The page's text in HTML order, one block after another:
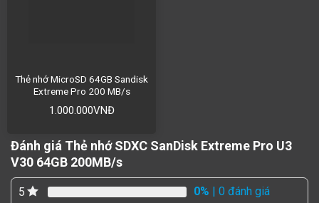
Thẻ nhớ MicroSD 64GB Sandisk
Extreme Pro 200 MB/s
1.000.000VNĐ
Đánh giá Thẻ nhớ SDXC SanDisk Extreme Pro U3
V30 64GB 200MB/s
5 0% | 0 đánh giá